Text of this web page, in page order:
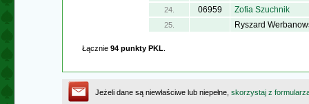
24. 06959 Zofia Szuchnik
25. Ryszard
Łącznie 94 punkty PKL
Jeżeli dane są niewłaściwe lub niepełne, skorzystaj z